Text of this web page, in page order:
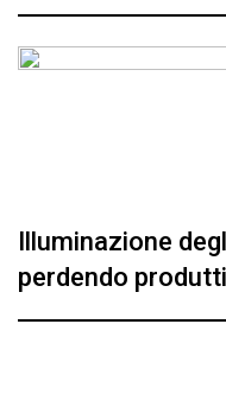
Illuminazione
perdendo